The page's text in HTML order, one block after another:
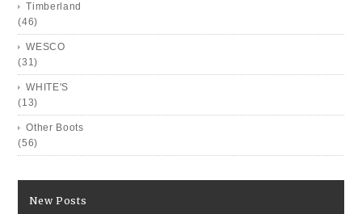
Timberland
(46)
WESCO
(31)
WHITE'S
(13)
Other Boots
(56)
New Posts